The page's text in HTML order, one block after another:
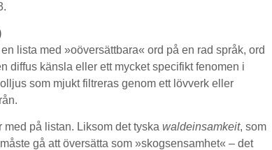
lista med »oöversättbara« ord på en rad språk, ord
diffus känsla eller ett mycket specifikt fenomen i
som mjukt filtreras genom ett lövverk eller
med på listan. Liksom det tyska waldeinsamkeit, som
gå att översätta som »skogsensamhet« – det